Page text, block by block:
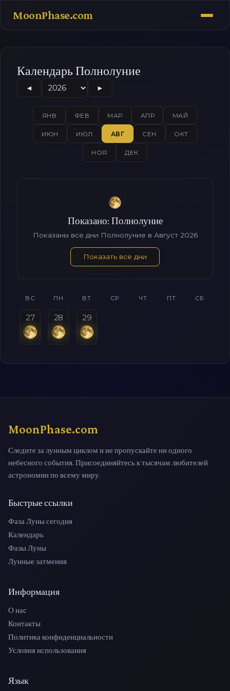
MoonPhase.com
Календарь Полнолуние
◄ ►
ЯНВ ФЕВ МАР АПР МАЙ
ИЮН ИЮЛ АВГ СЕН ОКТ
НОЯ ДЕК
Показано: Полнолуние
Показаны все дни Полнолуние в Август 2026
Показать все дни
ВС ПН ВТ СР ЧТ ПТ СБ
27 28 29
MoonPhase.com
Следите за лунным циклом и не пропускайте ни одного
небесного события. Присоединяйтесь к тысячам любителей
астрономии по всему миру.
Быстрые ссылки
Фаза Луны сегодня
Календарь
Фазы Луны
Лунные затмения
Информация
О нас
Контакты
Политика конфиденциальности
Условия использования
Язык